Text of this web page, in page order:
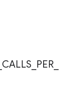
CALLS PER